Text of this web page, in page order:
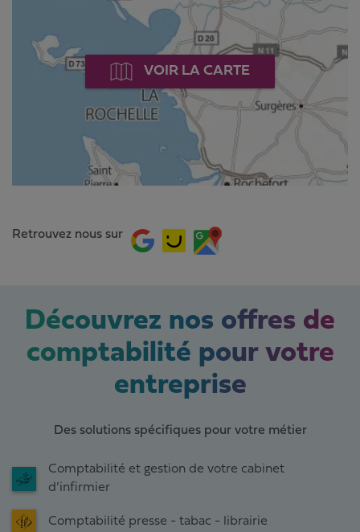
VOIR LA CARTE
Retrouvez nous sur
Découvrez nos offres de
comptabilité pour votre
entreprise
Des solutions spécifiques pour votre métier
Comptabilité et gestion de votre cabinet
d’infirmier
Comptabilité presse - tabac - librairie